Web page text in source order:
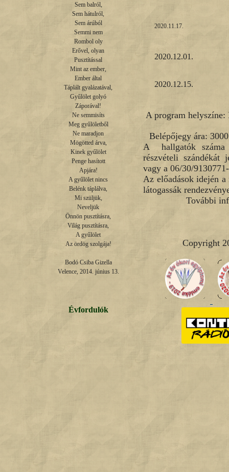
Sem balról,
Sem hátulról,
Sem árúból
Semmi nem
Rombol oly
Erővel, olyan
Pusztítással
Mint az ember,
Ember által
Táplált gyalázatával,
Gyűlölet golyó
Záporával!
Ne semmisíts
Meg gyűlöletből
Ne maradjon
Mögötted árva,
Kinek gyűlölet
Penge hasított
Apjára!
A gyűlölet nincs
Belénk táplálva,
Mi szüljük,
Neveljük
Önnön pusztításra,
Világ pusztításra,
A gyűlölet
Az ördög szolgája!
Bodó Csiba Gizella
Velence, 2014. június 13.
Évfordulók
2020.11.17.
2020.12.01.
2020.12.15.
A program helyszíne:
Belépőjegy ára:
A hallgatók száma
részvételi szándékát
vagy a 06/30/
Az előadások idején a
látogassák
További
Copyright